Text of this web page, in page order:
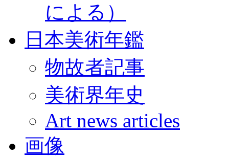
による）
日本美術年鑑
物故者記事
美術界年史
Art news articles
画像